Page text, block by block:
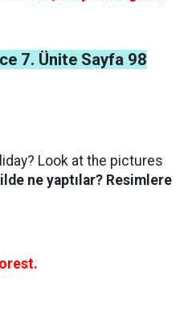
7. Ünite Sayfa 98
Look at the pictures
ne yaptılar? Resimlere